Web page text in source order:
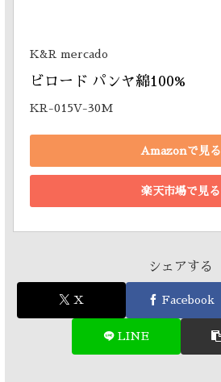
K&R mercado
ビロード パンヤ綿100%
KR-015V-30M
Amazonで見る
楽天市場で見る
シェアする
X Facebook
LINE